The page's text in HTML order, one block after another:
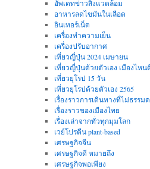
อัพเดทข่าวสิ่งแวดล้อม
อาหารลดไขมันในเลือด
อินเทอร์เน็ต
เครื่องทำความเย็น
เครื่องปรับอากาศ
เที่ยวญี่ปุ่น 2024 เมษายน
เที่ยวญี่ปุ่นด้วยตัวเอง เมืองไหน
เที่ยวยุโรป 15 วัน
เที่ยวยุโรปด้วยตัวเอง 2565
เรื่องราวการเดินทางที่ไม่ธรรม
เรื่องราวของเมืองไทย
เรื่องเล่าจากทั่วทุกมุมโลก
เวย์โปรตีน plant-based
เศรษฐกิจจีน
เศรษฐกิจดี หมายถึง
เศรษฐกิจพอเพียง